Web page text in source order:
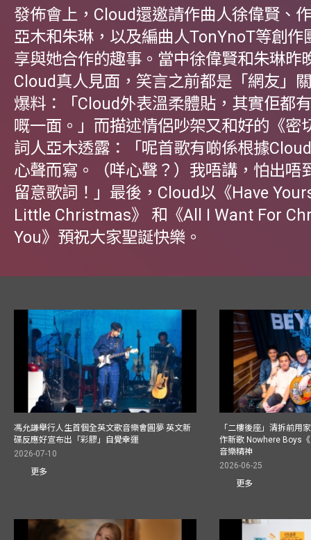
發佈會上，Cloud還邀請作曲人徐偉賢、
亞木和朱琳，以及編曲人TonYnoT等創作
享與她合作的趣事。當中徐偉賢和朱琳昨
Cloud真人見面，笑言之前都是「網友」
爆料：「Cloud外表溫柔體貼，其實佢都
嘅一面。」而描述情侶吵架又和好的《密
詞人亞木透露：「呢首歌有啲係根據
心聲而寫。（咩心聲？）我唔講，怕出唔
留意歌詞！」最後，Cloud以《Have
Little Christmas》 和《All I Want For
You》預祝大家聖誕快樂。
馮允謙舉行人生首個全英文歌音樂會圓夢 英文新
碟反應好宣布出「彩膠」自覺幸運
2026-07-10
更多
「二樓後座」清拆前用
作新歌 Nowhere Boys
音樂精神
2026-06-25
更多